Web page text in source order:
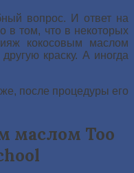
вопрос. И ответ на
в том, что в некоторых
кокосовым маслом
краску. А иногда
после процедуры его
маслом Too